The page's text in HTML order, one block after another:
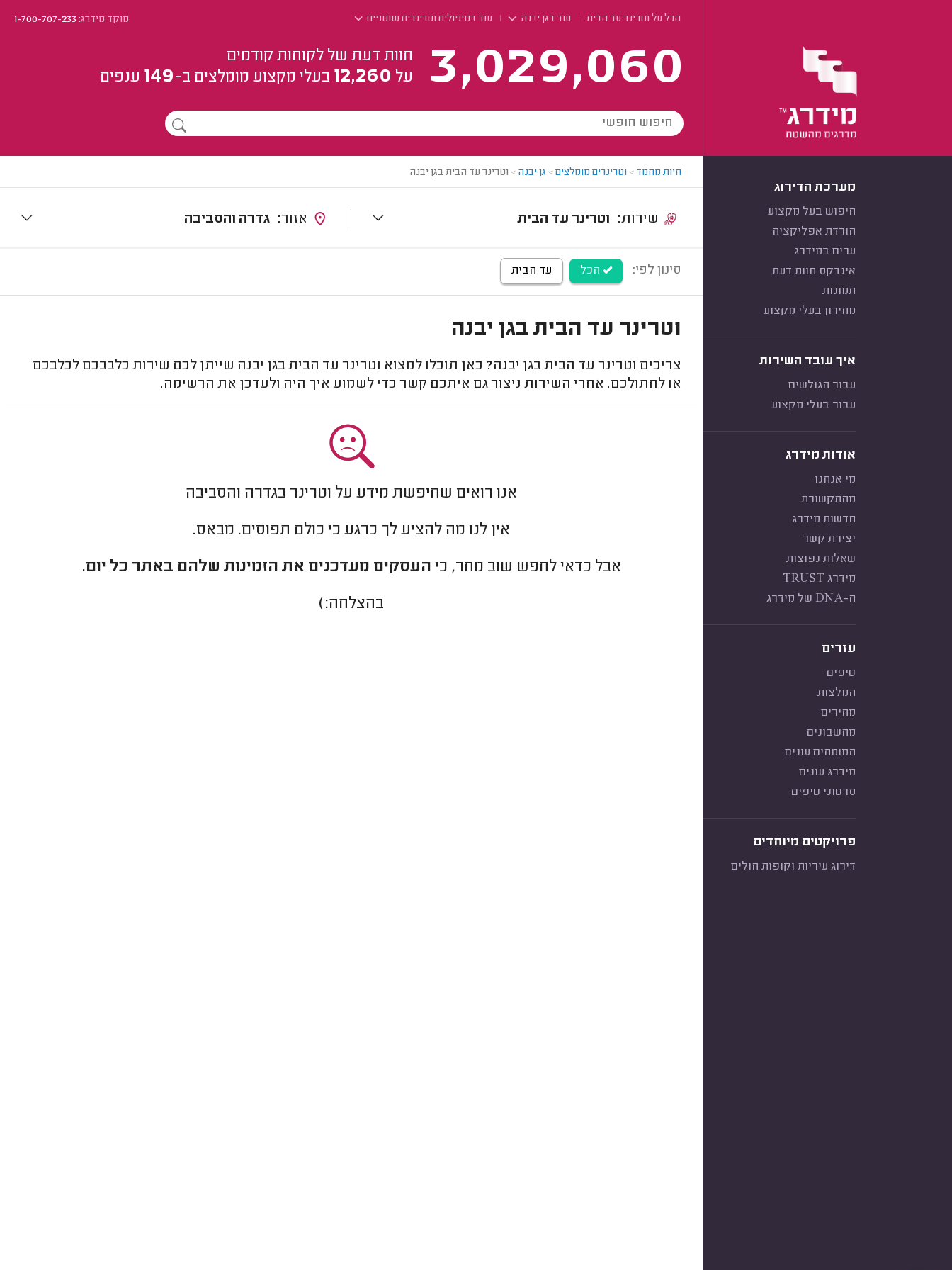
הכל על וטרינר עד הבית עוד בגן יבנה עוד בטיפולים וטרינרים שוטפים מוקד מידרג:1-700-707-233
3,029,060
חוות דעת של לקוחות קודמים
על 12,260 בעלי מקצוע מומלצים ב-149 ענפים
מערכת הדירוג
חיפוש בעל מקצוע
הורדת אפליקציה
ערים במידרג
אינדקס חוות דעת
תמונות
מחירון בעלי מקצוע
איך עובד השירות
עבור הגולשים
עבור בעלי מקצוע
אודות מידרג
מי אנחנו
מהתקשורת
חדשות מידרג
יצירת קשר
שאלות נפוצות
מידרג TRUST
ה-DNA של מידרג
עזרים
טיפים
המלצות
מחירים
מחשבונים
המומחים עונים
מידרג עונים
סרטוני טיפים
פרויקטים מיוחדים
דירוג עיריות וקופות חולים
חיות מחמד > וטרינרים מומלצים> גן יבנה > וטרינר עד הבית בגן יבנה
וטרינר עד הבית גדרה והסביבה
סינון לפי: הכל עד הבית
וטרינר עד הבית בגן יבנה
צריכים וטרינר עד הבית בגן יבנה? כאן תוכלו למצוא וטרינר עד הבית בגן יבנה שייתן לכם שירות כלבבכם לכלבכם
או לחתולכם. אחרי השירות ניצור גם איתכם קשר כדי לשמוע איך היה ולעדכן את הרשימה.
אנו רואים שחיפשת מידע על וטרינר בגדרה והסביבה
אין לנו מה להציע לך כרגע כי כולם תפוסים. מבאס.
אבל כדאי לחפש שוב מחר, כי העסקים מעדכנים את הזמינות שלהם באתר כל יום.
בהצלחה:)